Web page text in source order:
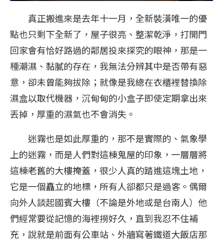
真正搬進來是去年十一月，全新裝潢唯一的優
點也只剩下全新了，屋子很亮、整潔乾淨，打開門
回家會有恰好路過的鄰居投來探究的眼神，那是一
種潮濕、黏膩的存在，我無法分辨其中是否帶有惡
意，卻未曾能夠拔除；就像是我總在衣櫃裡替換除
濕盒以取代機器，沉甸甸的小盒子即使定期拿出來
丟掉，厚重的濕氣也不會消失。
迷霧也是如此厚重的，那不是實際的、氣象學
上的迷霧，而是人們對這棟鬼屋的印象，一層層將
這棟老舊的大樓掩蓋，很少人真的踏進這塊土地，
它是一個矗立的地標，所有人卻都只是過客。偶爾
向外人談起國賓大樓（不論是外地或是台南人）他
們經常要從記憶的海裡撈好久，直到我忍不住補
充，說就是前面有公車站、外牆寫著鐵道大飯店那